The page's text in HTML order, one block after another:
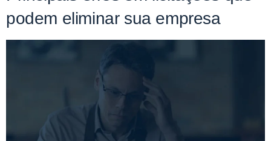
podem eliminar sua empresa